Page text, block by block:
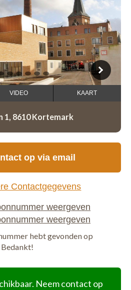
2 3 4 5 6 7
VIDEO KAART
1, 8610 Kortemark
Neem contact op
op via email
Contactgegevens
hebt gevonden op